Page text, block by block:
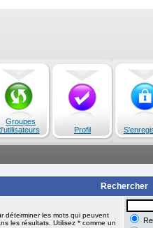
Groupes
Profil
Rechercher
déterminer les mots qui peuvent
les résultats. Utilisez * comme un